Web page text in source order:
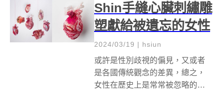
Shin手縫心臟刺繡雕
塑獻給被遺忘的女性
2024/03/19 | hsiun
或許是性別歧視的偏見，又或者
是各國傳統觀念的差異，總之，
女性在歷史上是常常被忽略的角